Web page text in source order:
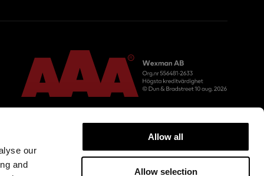
our
and
Allow all
Allow selection